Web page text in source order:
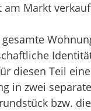
am Markt
gesamte
diesen Teil
in zwei
bzw.